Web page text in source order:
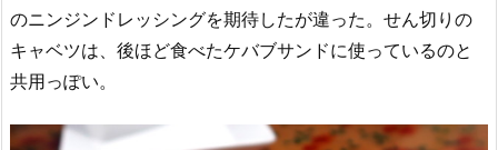
のニンジンドレッシングを期待したが違った。せん切りの
キャベツは、後ほど食べたケバブサンドに使っているのと
共用っぽい。